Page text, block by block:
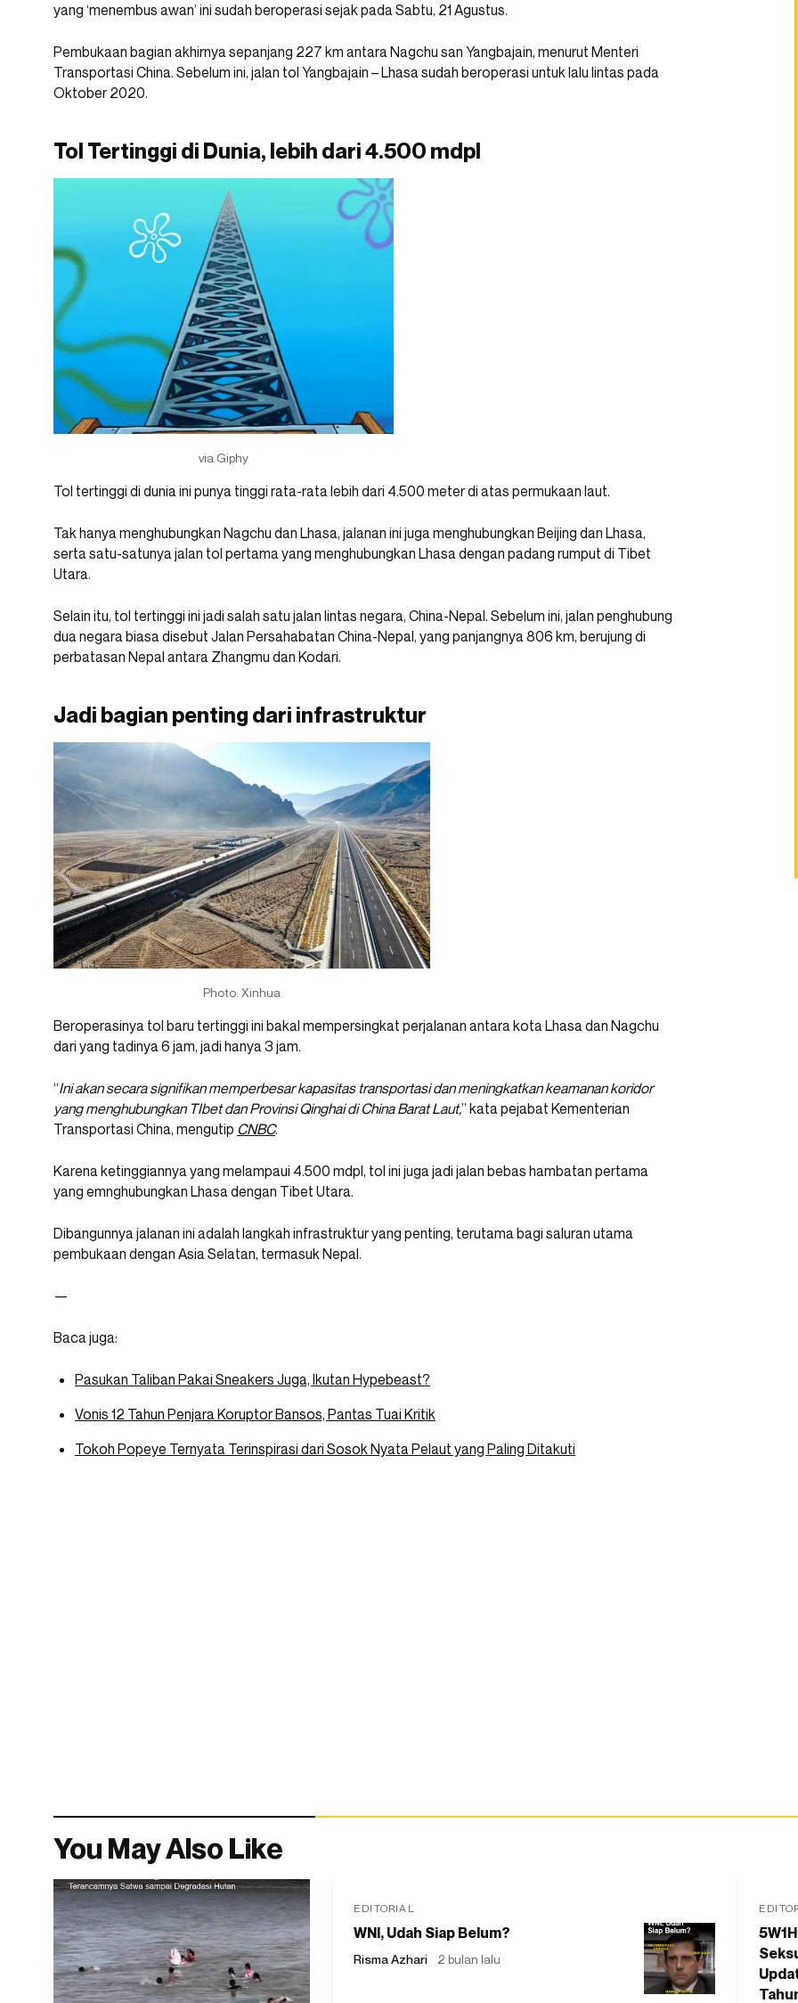
yang ‘menembus awan’ ini sudah beroperasi sejak pada Sabtu, 21 Agustus.
Pembukaan bagian akhirnya sepanjang 227 km antara Nagchu san Yangbajain, menurut Menteri
Transportasi China. Sebelum ini, jalan tol Yangbajain – Lhasa sudah beroperasi untuk lalu lintas pada
Oktober 2020.
Tol Tertinggi di Dunia, lebih dari 4.500 mdpl
via Giphy
Tol tertinggi di dunia ini punya tinggi rata-rata lebih dari 4.500 meter di atas permukaan laut.
Tak hanya menghubungkan Nagchu dan Lhasa, jalanan ini juga menghubungkan Beijing dan Lhasa,
serta satu-satunya jalan tol pertama yang menghubungkan Lhasa dengan padang rumput di Tibet
Utara.
Selain itu, tol tertinggi ini jadi salah satu jalan lintas negara, China-Nepal. Sebelum ini, jalan penghubung
dua negara biasa disebut Jalan Persahabatan China-Nepal, yang panjangnya 806 km, berujung di
perbatasan Nepal antara Zhangmu dan Kodari.
Jadi bagian penting dari infrastruktur
Photo: Xinhua
Beroperasinya tol baru tertinggi ini bakal mempersingkat perjalanan antara kota Lhasa dan Nagchu
dari yang tadinya 6 jam, jadi hanya 3 jam.
“Ini akan secara signifikan memperbesar kapasitas transportasi dan meningkatkan keamanan koridor
yang menghubungkan TIbet dan Provinsi Qinghai di China Barat Laut,” kata pejabat Kementerian
Transportasi China, mengutip CNBC.
Karena ketinggiannya yang melampaui 4.500 mdpl, tol ini juga jadi jalan bebas hambatan pertama
yang emnghubungkan Lhasa dengan Tibet Utara.
Dibangunnya jalanan ini adalah langkah infrastruktur yang penting, terutama bagi saluran utama
pembukaan dengan Asia Selatan, termasuk Nepal.
—
Baca juga:
Pasukan Taliban Pakai Sneakers Juga, Ikutan Hypebeast?
Vonis 12 Tahun Penjara Koruptor Bansos, Pantas Tuai Kritik
Tokoh Popeye Ternyata Terinspirasi dari Sosok Nyata Pelaut yang Paling Ditakuti
You May Also Like
EDITORIAL
WNI, Udah Siap Belum?
Risma Azhari 2 bulan lalu